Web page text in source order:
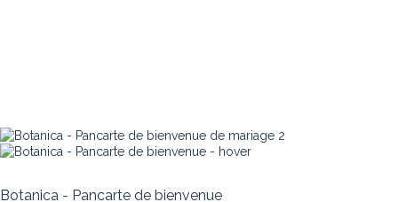
Botanica - Pancarte de bienvenue